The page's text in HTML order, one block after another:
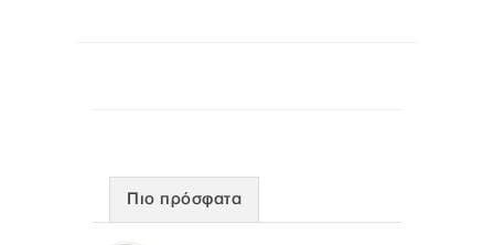
Πιο πρόσφατα